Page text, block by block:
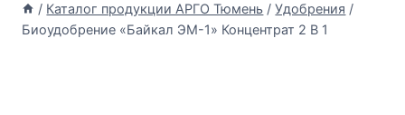
/ Каталог продукции АРГО Тюмень / Удобрения /
Биоудобрение «Байкал ЭМ-1» Концентрат 2 В 1